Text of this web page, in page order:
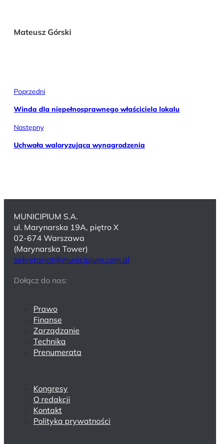
Mateusz Górski
Poprzedni
Winda dla niepełnosprawnego właściciela lokalu
Następny
Uchwała waloryzująca wynagrodzenia
Prawo
Finanse
Zarządzanie
Technika
Prenumerata
Kongresy
O redakcji
Kontakt
Polityka prywatności
MUNICIPIUM S.A.
ul. Marynarska 19A, piętro X
02-674 Warszawa
(Marynarska Tower)
sekretariat@municipium.com.pl
Dołącz do nas: